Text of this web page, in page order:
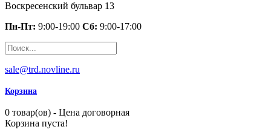
Воскресенский бульвар 13
Пн-Пт: 9:00-19:00 Сб: 9:00-17:00
sale@trd.novline.ru
Корзина
0 товар(ов) - Цена договорная
Корзина пуста!